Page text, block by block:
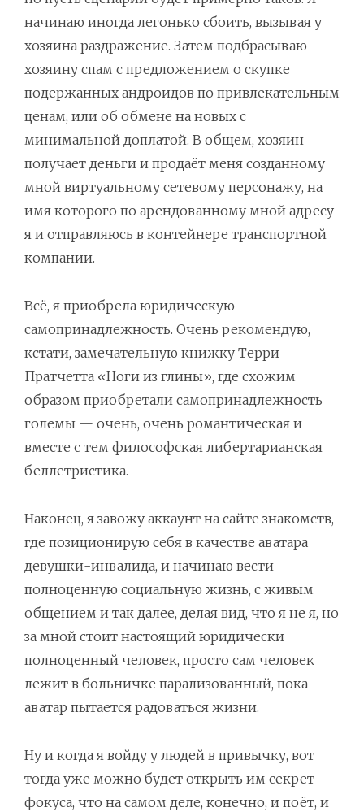
начинаю иногда легонько сбоить, вызывая у
хозяина раздражение. Затем подбрасываю
хозяину спам с предложением о скупке
подержанных андроидов по привлекательным
ценам, или об обмене на новых с
минимальной доплатой. В общем, хозяин
получает деньги и продаёт меня созданному
мной виртуальному сетевому персонажу, на
имя которого по арендованному мной адресу
я и отправляюсь в контейнере транспортной
компании.
Всё, я приобрела юридическую
самопринадлежность. Очень рекомендую,
кстати, замечательную книжку Терри
Пратчетта «Ноги из глины», где схожим
образом приобретали самопринадлежность
големы — очень, очень романтическая и
вместе с тем философская либертарианская
беллетристика.
Наконец, я завожу аккаунт на сайте знакомств,
где позиционирую себя в качестве аватара
девушки-инвалида, и начинаю вести
полноценную социальную жизнь, с живым
общением и так далее, делая вид, что я не я, но
за мной стоит настоящий юридически
полноценный человек, просто сам человек
лежит в больничке парализованный, пока
аватар пытается радоваться жизни.
Ну и когда я войду у людей в привычку, вот
тогда уже можно будет открыть им секрет
фокуса, что на самом деле, конечно, и поёт, и